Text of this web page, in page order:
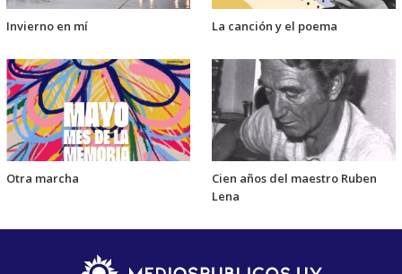
Invierno en mí La canción y el poema
Otra marcha
Cien años del maestro Ruben
Lena